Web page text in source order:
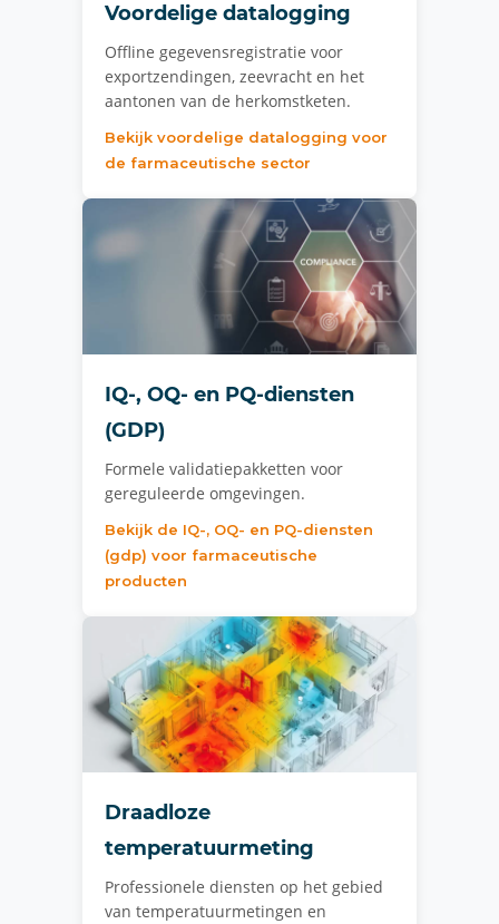
Voordelige datalogging
Offline gegevensregistratie voor
exportzendingen, zeevracht en het
aantonen van de herkomstketen.
Bekijk voordelige datalogging voor
de farmaceutische sector
IQ-, OQ- en PQ-diensten
(GDP)
Formele validatiepakketten voor
gereguleerde omgevingen.
Bekijk de IQ-, OQ- en PQ-diensten
(gdp) voor farmaceutische
producten
Draadloze
temperatuurmeting
Professionele diensten op het gebied
van temperatuurmetingen en